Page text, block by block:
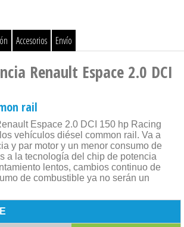
Accesorios Envío
Renault Espace 2.0 DCI
rail
Espace 2.0 DCI 150 hp Racing
vehículos diésel common rail. Va a
y par motor y un menor consumo de
a la tecnología del chip de potencia
lentos, cambios continuo de
de combustible ya no serán un